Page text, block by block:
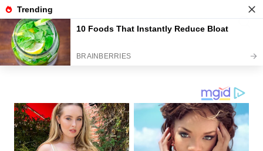
Перейти
к
содержанию
Interessante Themen
Unterhaltungsplattform